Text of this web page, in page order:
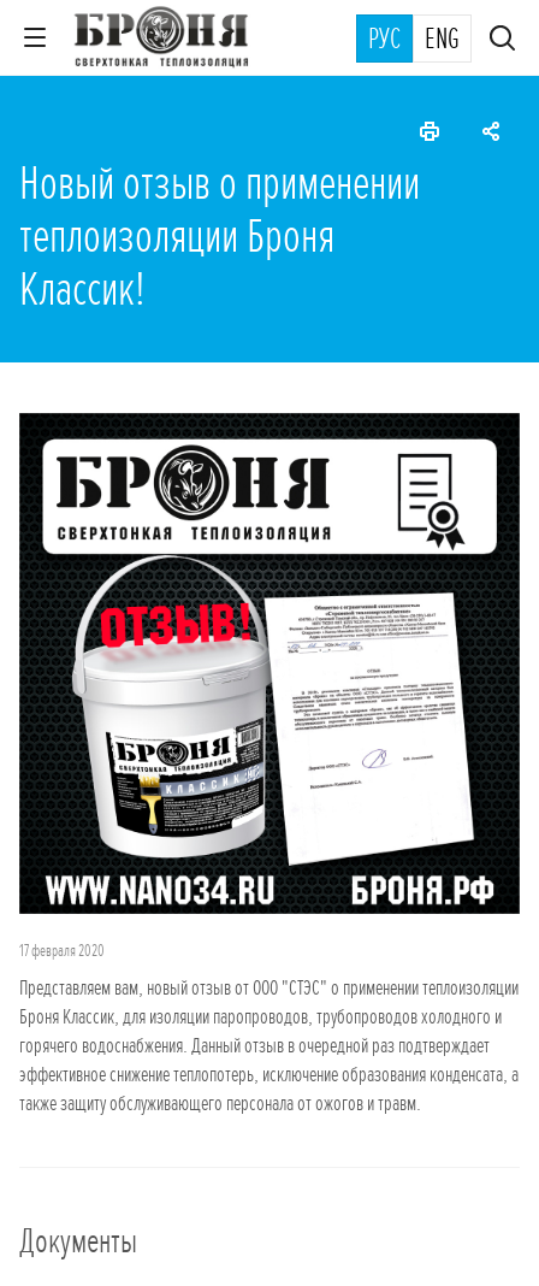
РУС ENG
Новый отзыв о применении
теплоизоляции Броня
Классик!
17 февраля 2020
Представляем вам, новый отзыв от ООО "СТЭС" о применении теплоизоляции
Броня Классик, для изоляции паропроводов, трубопроводов холодного и
горячего водоснабжения. Данный отзыв в очередной раз подтверждает
эффективное снижение теплопотерь, исключение образования конденсата, а
также защиту обслуживающего персонала от ожогов и травм.
Документы